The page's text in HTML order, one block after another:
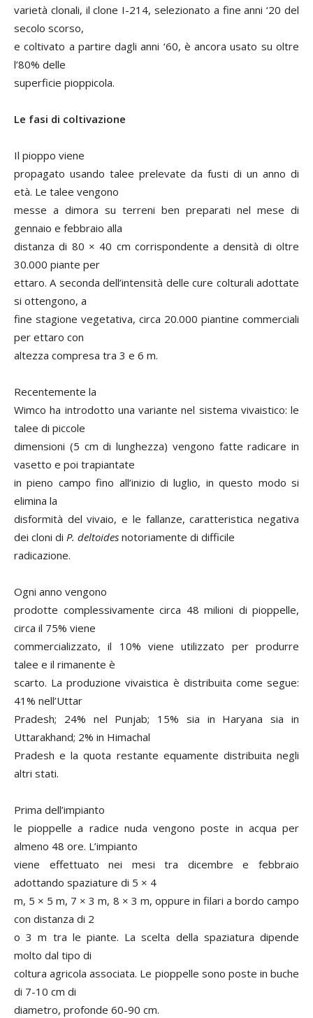
varietà clonali, il clone I-214, selezionato a fine anni ‘20 del
secolo scorso,
e coltivato a partire dagli anni ‘60, è ancora usato su oltre
l’80% delle
superficie pioppicola.
Le fasi di coltivazione
Il pioppo viene
propagato usando talee prelevate da fusti di un anno di
età. Le talee vengono
messe a dimora su terreni ben preparati nel mese di
gennaio e febbraio alla
distanza di 80 × 40 cm corrispondente a densità di oltre
30.000 piante per
ettaro. A seconda dell’intensità delle cure colturali adottate
si ottengono, a
fine stagione vegetativa, circa 20.000 piantine commerciali
per ettaro con
altezza compresa tra 3 e 6 m.
Recentemente la
Wimco ha introdotto una variante nel sistema vivaistico: le
talee di piccole
dimensioni (5 cm di lunghezza) vengono fatte radicare in
vasetto e poi trapiantate
in pieno campo fino all’inizio di luglio, in questo modo si
elimina la
disformità del vivaio, e le fallanze, caratteristica negativa
dei cloni di P. deltoides notoriamente di difficile
radicazione.
Ogni anno vengono
prodotte complessivamente circa 48 milioni di pioppelle,
circa il 75% viene
commercializzato, il 10% viene utilizzato per produrre
talee e il rimanente è
scarto. La produzione vivaistica è distribuita come segue:
41% nell’Uttar
Pradesh; 24% nel Punjab; 15% sia in Haryana sia in
Uttarakhand; 2% in Himachal
Pradesh e la quota restante equamente distribuita negli
altri stati.
Prima dell’impianto
le pioppelle a radice nuda vengono poste in acqua per
almeno 48 ore. L’impianto
viene effettuato nei mesi tra dicembre e febbraio
adottando spaziature di 5 × 4
m, 5 × 5 m, 7 × 3 m, 8 × 3 m, oppure in filari a bordo campo
con distanza di 2
o 3 m tra le piante. La scelta della spaziatura dipende
molto dal tipo di
coltura agricola associata. Le pioppelle sono poste in buche
di 7-10 cm di
diametro, profonde 60-90 cm.